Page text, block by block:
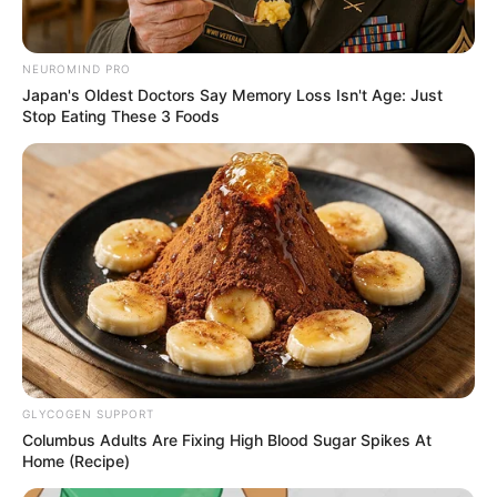
Molnár Áron bojkottot hirdetett, ByeAlex kemény
NEUROMIND PRO
Japan's Oldest Doctors Say Memory Loss Isn't Age: Just
Stop Eating These 3 Foods
GLYCOGEN SUPPORT
Columbus Adults Are Fixing High Blood Sugar Spikes At
Home (Recipe)